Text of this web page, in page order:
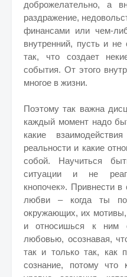
доброжелательно, а
раздражение,
финансами или чем-
внутренний, пусть и
так, что создает
события. От этого
многое в жизни.
Поэтому так важна
каждый момент надо
какие
реальности и какие
собой. Научиться
ситуации и не
кнопочек». Привнести
любви – когда ты
окружающих, их
и относишься к ним
любовью, осознавая,
так и только так, как
сознание, потому что